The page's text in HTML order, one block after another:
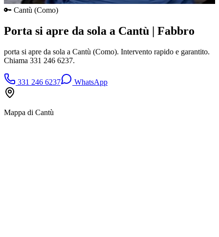
🔑 Cantù (Como)
Porta si apre da sola a Cantù | Fabbro
porta si apre da sola a Cantù (Como). Intervento rapido e garantito.
Chiama 331 246 6237.
331 246 6237 WhatsApp
Mappa di Cantù